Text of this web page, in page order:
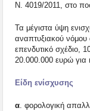
N. 4019/2011, στο
Τα μέγιστα ύψη
αναπτυξιακού νόμου
επενδυτικό σχέδιο,
20.000.000 ευρώ για
Είδη ενίσχυσης
α. φορολογική